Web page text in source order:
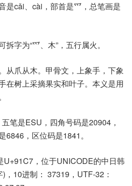
是cǎi、cài，部首是爫，总笔画是
拆字为“爫、木”，五行属火。
从爪从木。甲骨文，上象手，下象
在树上采摘果实和叶子。本义是用
笔是ESU，四角号码是20904，
，区位码是1841。
U+91C7，位于UNICODE的中日韩
，10进制： 37319，UTF-32：